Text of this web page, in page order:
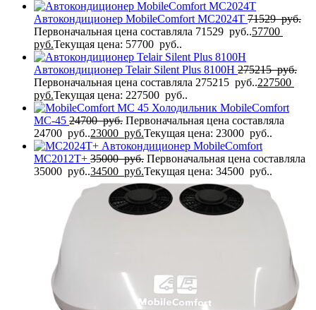
Автокондиционер MobileComfort MC2024T 71529руб.
Первоначальная цена составляла 71529 руб..57700
руб.Текущая цена: 57700 руб..
Автокондиционер Telair Silent Plus 8100H 275215руб.
Первоначальная цена составляла 275215 руб..227500
руб.Текущая цена: 227500 руб..
Холодильник MobileComfort
MC-45 24700руб. Первоначальная цена составляла
24700 руб..23000 руб.Текущая цена: 23000 руб..
Автокондиционер MobileComfort
MC2012T+ 35000руб. Первоначальная цена составляла
35000 руб..34500 руб.Текущая цена: 34500 руб..